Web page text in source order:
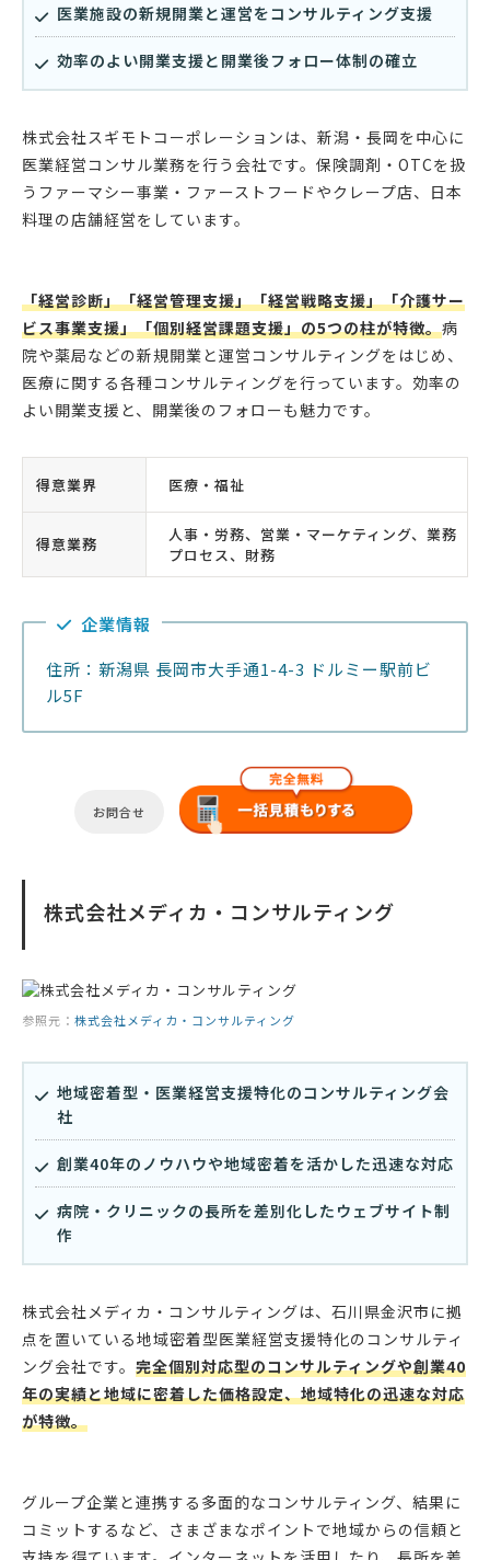
医業施設の新規開業と運営をコンサルティング支援
効率のよい開業支援と開業後フォロー体制の確立
株式会社スギモトコーポレーションは、新潟・長岡を中心に
医業経営コンサル業務を行う会社です。保険調剤・OTCを扱
うファーマシー事業・ファーストフードやクレープ店、日本
料理の店舗経営をしています。
「経営診断」「経営管理支援」「経営戦略支援」「介護サー
ビス事業支援」「個別経営課題支援」の5つの柱が特徴。病
院や薬局などの新規開業と運営コンサルティングをはじめ、
医療に関する各種コンサルティングを行っています。効率の
よい開業支援と、開業後のフォローも魅力です。
得意業界 医療・福祉
得意業務
人事・労務、営業・マーケティング、業務
プロセス、財務
企業情報
住所：新潟県 長岡市大手通1-4-3 ドルミー駅前ビ
ル5F
お問合せ
株式会社メディカ・コンサルティング
参照元： 株式会社メディカ・コンサルティング
地域密着型・医業経営支援特化のコンサルティング会
社
創業40年のノウハウや地域密着を活かした迅速な対応
病院・クリニックの長所を差別化したウェブサイト制
作
株式会社メディカ・コンサルティングは、石川県金沢市に拠
点を置いている地域密着型医業経営支援特化のコンサルティ
ング会社です。 完全個別対応型のコンサルティングや創業40
年の実績と地域に密着した価格設定、地域特化の迅速な対応
が特徴。
グループ企業と連携する多面的なコンサルティング、結果に
コミットするなど、さまざまなポイントで地域からの信頼と